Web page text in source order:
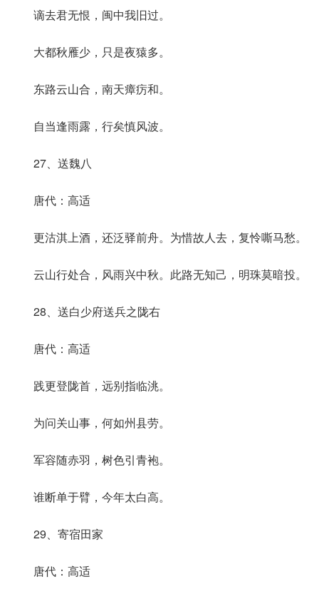
谪去君无恨，闽中我旧过。
大都秋雁少，只是夜猿多。
东路云山合，南天瘴疠和。
自当逢雨露，行矣慎风波。
27、送魏八
唐代：高适
更沽淇上酒，还泛驿前舟。为惜故人去，复怜嘶马愁。
云山行处合，风雨兴中秋。此路无知己，明珠莫暗投。
28、送白少府送兵之陇右
唐代：高适
践更登陇首，远别指临洮。
为问关山事，何如州县劳。
军容随赤羽，树色引青袍。
谁断单于臂，今年太白高。
29、寄宿田家
唐代：高适